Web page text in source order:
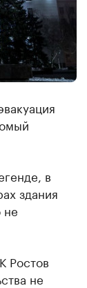
в
здания
не
Ростов
не